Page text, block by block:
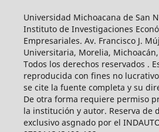
Universidad Michoacana de San
Instituto de Investigaciones
Empresariales. Av. Francisco J.
Universitaria, Morelia, Michoacán,
Todos los derechos reservados .
reproducida con fines no
se cite la fuente completa y su
De otra forma requiere permiso
la institución y autor. Reserva de
exclusivo asgnado por el